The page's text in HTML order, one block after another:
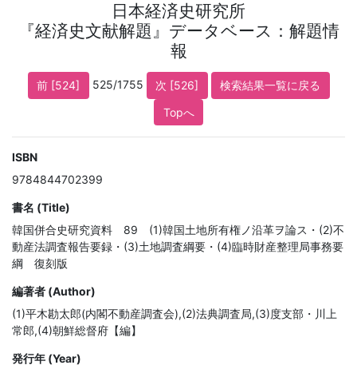
日本経済史研究所
『経済史文献解題』データベース：解題情
報
前 [524] 525/1755 次 [526]
検索結果一覧に戻る
Topへ
ISBN
9784844702399
書名 (Title)
韓国併合史研究資料 89 (1)韓国土地所有権ノ沿革ヲ論ス・(2)不
動産法調査報告要録・(3)土地調査綱要・(4)臨時財産整理局事務要
綱 復刻版
編著者 (Author)
(1)平木勘太郎(内閣不動産調査会),(2)法典調査局,(3)度支部・川上
常郎,(4)朝鮮総督府【編】
発行年 (Year)